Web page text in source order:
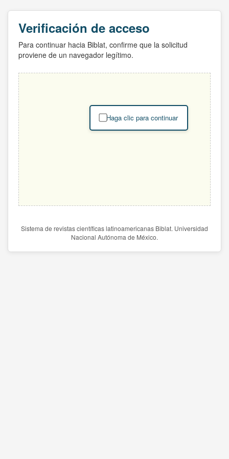
Verificación de acceso
Para continuar hacia Biblat, confirme que la solicitud
proviene de un navegador legítimo.
Haga clic para continuar
Sistema de revistas científicas latinoamericanas Biblat. Universidad
Nacional Autónoma de México.